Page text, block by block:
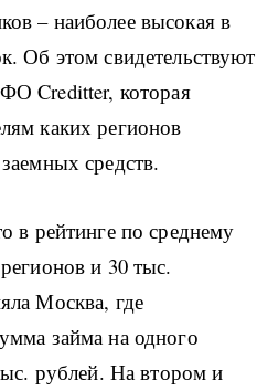
– наиболее высокая в
Об этом свидетельствуют
Creditter, которая
каких регионов
средств.
в рейтинге по среднему
и 30 тыс.
Москва, где
займа на одного
рублей. На втором и